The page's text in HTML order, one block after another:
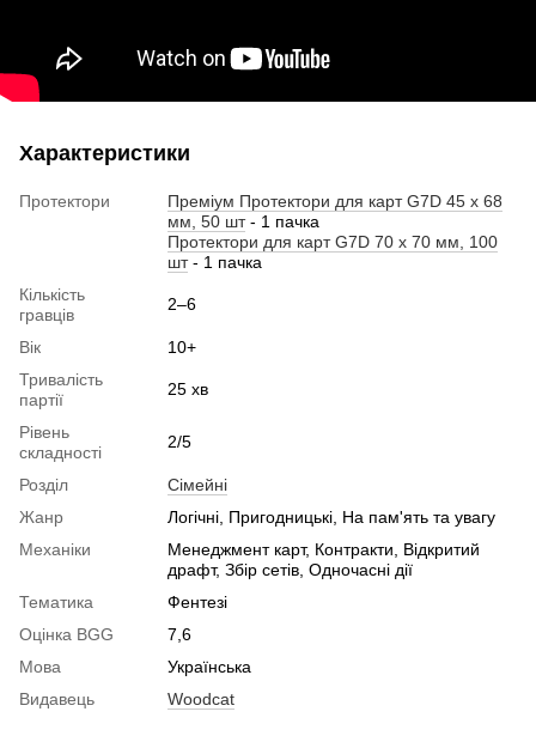
Характеристики
Протектори
Преміум Протектори для карт G7D 45 x 68
мм, 50 шт- 1 пачка
Протектори для карт G7D 70 х 70 мм, 100
шт- 1 пачка
Кількість
гравців
2–6
Вік
10+
Тривалість
партії
25 хв
Рівень
складності
2/5
Розділ
Cімейні
Жанр
Логічні, Пригодницькі, На пам'ять та увагу
Механіки
Менеджмент карт, Контракти, Відкритий
драфт, Збір сетів, Одночасні дії
Тематика
Фентезі
Оцінка BGG
7,6
Мова
Українська
Видавець
Woodcat